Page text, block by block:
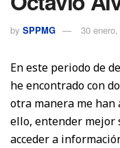
by SPPMG 30
En este periodo de
he encontrado con
otra manera me han
ello, entender mejor
acceder a